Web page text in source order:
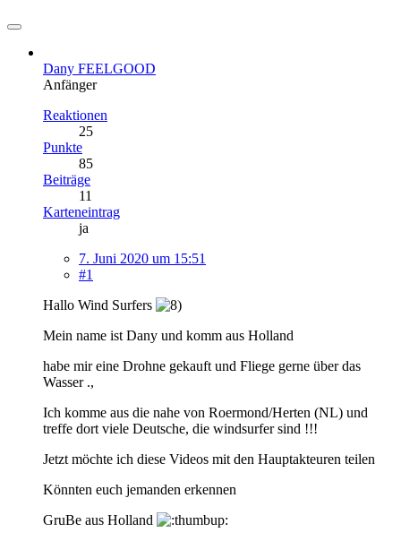
Dany FEELGOOD
Anfänger
Reaktionen
25
Punkte
85
Beiträge
11
Karteneintrag
ja
7. Juni 2020 um 15:51
#1
Hallo Wind Surfers
Mein name ist Dany und komm aus Holland
habe mir eine Drohne gekauft und Fliege gerne über das
Wasser .,
Ich komme aus die nahe von Roermond/Herten (NL) und
treffe dort viele Deutsche, die windsurfer sind !!!
Jetzt möchte ich diese Videos mit den Hauptakteuren teilen
Könnten euch jemanden erkennen
GruBe aus Holland